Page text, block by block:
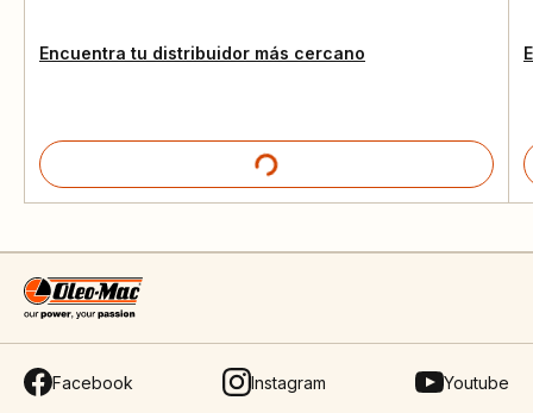
Encuentra tu distribuidor más cercano
Facebook Instagram Youtube